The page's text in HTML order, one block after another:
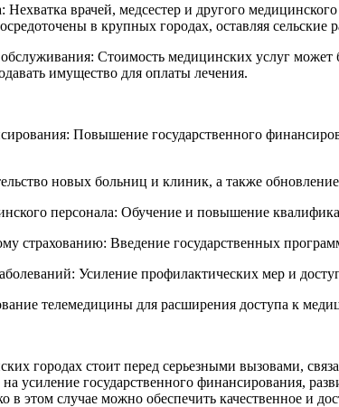
врачей, медсестер и другого
в крупных городах, оставляя
Стоимость медицинских услуг
имущество для оплаты лечения.
Повышение государственного
новых больниц и клиник, а также
персонала: Обучение и повышение
страхованию: Введение государственных
Усиление профилактических мер и
телемедицины для расширения доступа к
городах стоит перед серьезными вызовами,
усиление государственного финансирования,
в этом случае можно обеспечить качественное и